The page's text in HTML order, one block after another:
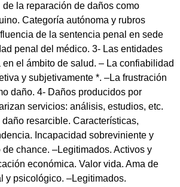
de la reparación de daños como
Categoría autónoma y rubros
de la sentencia penal en sede
penal del médico. 3- Las entidades
el ámbito de salud. – La confiabilidad
y subjetivamente *. –La frustración
daño. 4- Daños producidos por
servicios: análisis, estudios, etc.
resarcible. Características,
Incapacidad sobreviniente y
chance. –Legitimados. Activos y
económica. Valor vida. Ama de
y psicológico. –Legitimados.